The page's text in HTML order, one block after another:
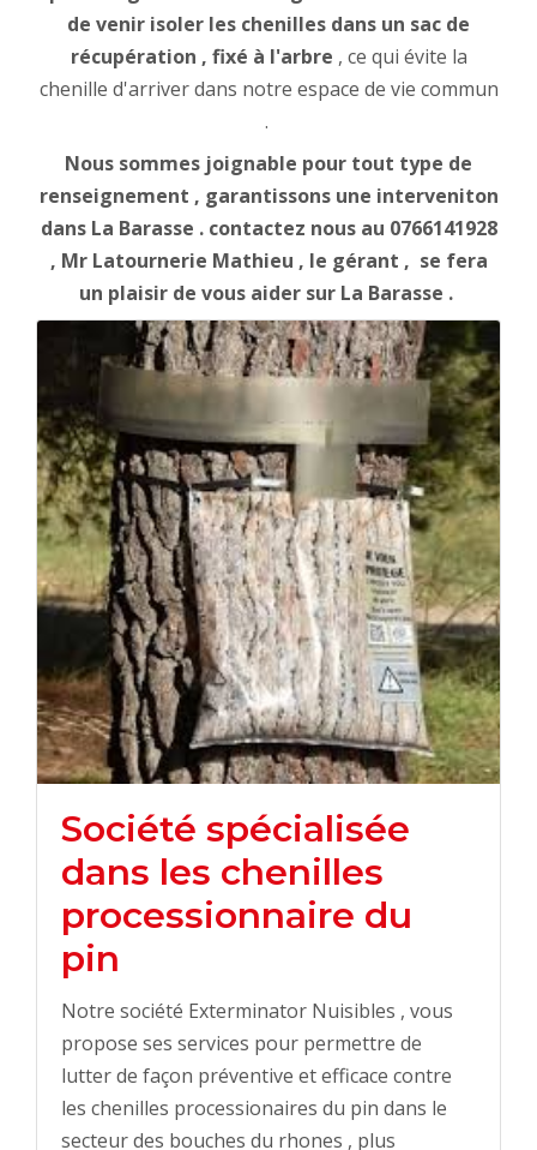
de venir isoler les chenilles dans un sac de
récupération , fixé à l'arbre , ce qui évite la
chenille d'arriver dans notre espace de vie commun
.
Nous sommes joignable pour tout type de
renseignement , garantissons une interveniton
dans La Barasse . contactez nous au 0766141928
, Mr Latournerie Mathieu , le gérant , se fera
un plaisir de vous aider sur La Barasse .
Société spécialisée
dans les chenilles
processionnaire du
pin
Notre société Exterminator Nuisibles , vous
propose ses services pour permettre de
lutter de façon préventive et efficace contre
les chenilles processionaires du pin dans le
secteur des bouches du rhones , plus